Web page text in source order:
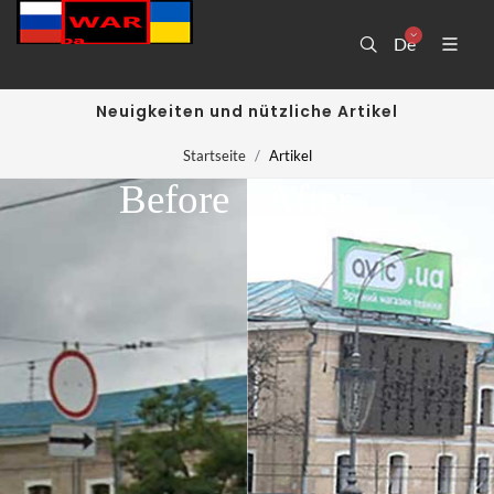
De
Neuigkeiten und nützliche Artikel
Startseite Artikel
Before